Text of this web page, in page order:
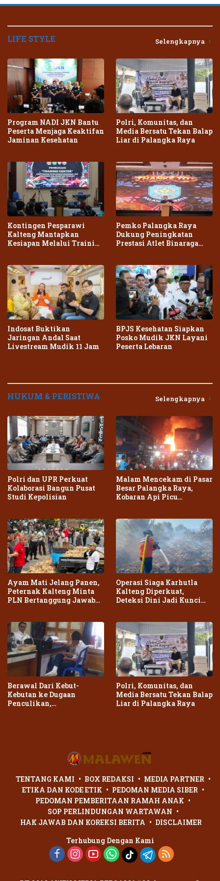
LIFE STYLE Selengkapnya
Program NADI JKN Bantu
Peserta Menjaga Keaktifan
Jaminan Kesehatan
Polri, Komunitas, dan
Media Bersatu Tekan Balap
Liar di Palangka Raya
Kontingen Pesparawi
Kalteng Mantapkan
Kesiapan Melalui Training
Pemko Palangka Raya
Dukung Peningkatan
Prestasi Atlet Binaraga
Indosat Buktikan
Jaringan Andal Saat
Livestream Mudik 11 Jam
BPJS Kesehatan Siapkan
Posko Mudik JKN Layani
Peserta Lebaran
HUKUM & PERISTIWA Selengkapnya
Polri dan UPR Perkuat
Kolaborasi Bangun Pusat
Studi Kepolisian
Malam Mencekam di Pasar
Besar Palangka Raya,
Kobaran Api Picu
Ayam Mati Jelang Panen,
Peternak Kalteng Minta
PLN Bertanggung Jawab
Operasi Siaga Karhutla
Kalteng Diperkuat,
Deteksi Dini Jadi Kunci
Berawal Dari Kebut-
Kebutan ke Dugaan
Penculikan,
Polri, Komunitas, dan
Media Bersatu Tekan Balap
Liar di Palangka Raya
TENTANG KAMI BOX REDAKSI
MEDIA PARTNER
ETIKA DAN KODE ETIK
PEDOMAN MEDIA SIBER
PEDOMAN PEMBERITAAN RAMAH ANAK
SOP PERLINDUNGAN WARTAWAN
HAK JAWAB DAN KOREKSI BERITA
DISCLAIMER
Terhubung Dengan Kami